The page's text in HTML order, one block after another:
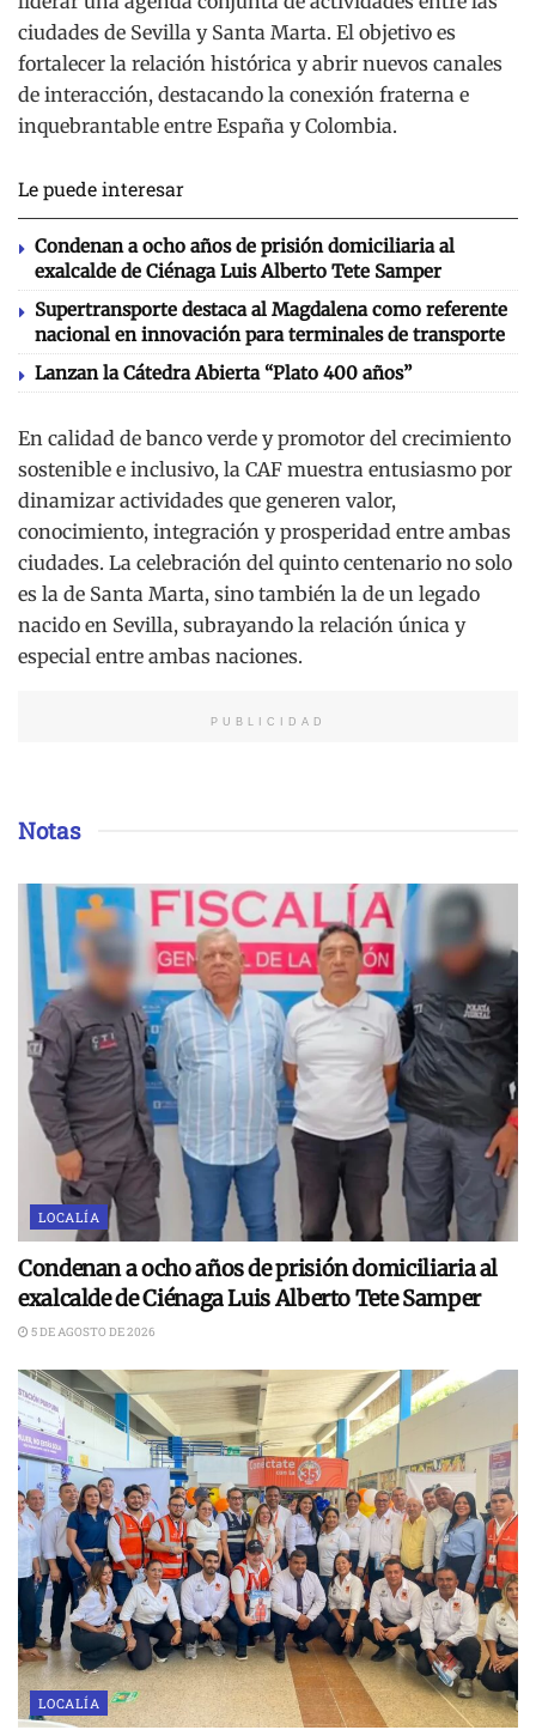
ciudades de Sevilla y Santa Marta. El objetivo es
fortalecer la relación histórica y abrir nuevos canales
de interacción, destacando la conexión fraterna e
inquebrantable entre España y Colombia.
Le puede interesar
Condenan a ocho años de prisión domiciliaria al
exalcalde de Ciénaga Luis Alberto Tete Samper
Supertransporte destaca al Magdalena como referente
nacional en innovación para terminales de transporte
Lanzan la Cátedra Abierta “Plato 400 años”
En calidad de banco verde y promotor del crecimiento
sostenible e inclusivo, la CAF muestra entusiasmo por
dinamizar actividades que generen valor,
conocimiento, integración y prosperidad entre ambas
ciudades. La celebración del quinto centenario no solo
es la de Santa Marta, sino también la de un legado
nacido en Sevilla, subrayando la relación única y
especial entre ambas naciones.
PUBLICIDAD
Notas
LOCALÍA
Condenan a ocho años de prisión domiciliaria al
exalcalde de Ciénaga Luis Alberto Tete Samper
5 DE AGOSTO DE 2026
LOCALÍA